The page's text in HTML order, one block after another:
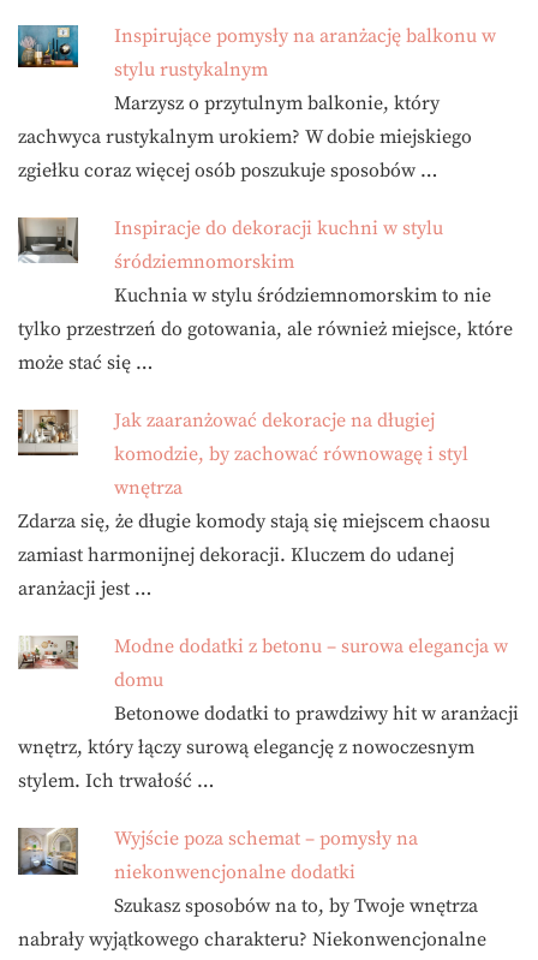
Inspirujące pomysły na aranżację balkonu w
stylu rustykalnym
Marzysz o przytulnym balkonie, który
zachwyca rustykalnym urokiem? W dobie miejskiego
zgiełku coraz więcej osób poszukuje sposobów …
Inspiracje do dekoracji kuchni w stylu
śródziemnomorskim
Kuchnia w stylu śródziemnomorskim to nie
tylko przestrzeń do gotowania, ale również miejsce, które
może stać się …
Jak zaaranżować dekoracje na długiej
komodzie, by zachować równowagę i styl
wnętrza
Zdarza się, że długie komody stają się miejscem chaosu
zamiast harmonijnej dekoracji. Kluczem do udanej
aranżacji jest …
Modne dodatki z betonu – surowa elegancja w
domu
Betonowe dodatki to prawdziwy hit w aranżacji
wnętrz, który łączy surową elegancję z nowoczesnym
stylem. Ich trwałość …
Wyjście poza schemat – pomysły na
niekonwencjonalne dodatki
Szukasz sposobów na to, by Twoje wnętrza
nabrały wyjątkowego charakteru? Niekonwencjonalne